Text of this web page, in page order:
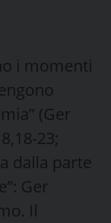
i momenti
(Ger
23;
dalla parte
Ger
Il